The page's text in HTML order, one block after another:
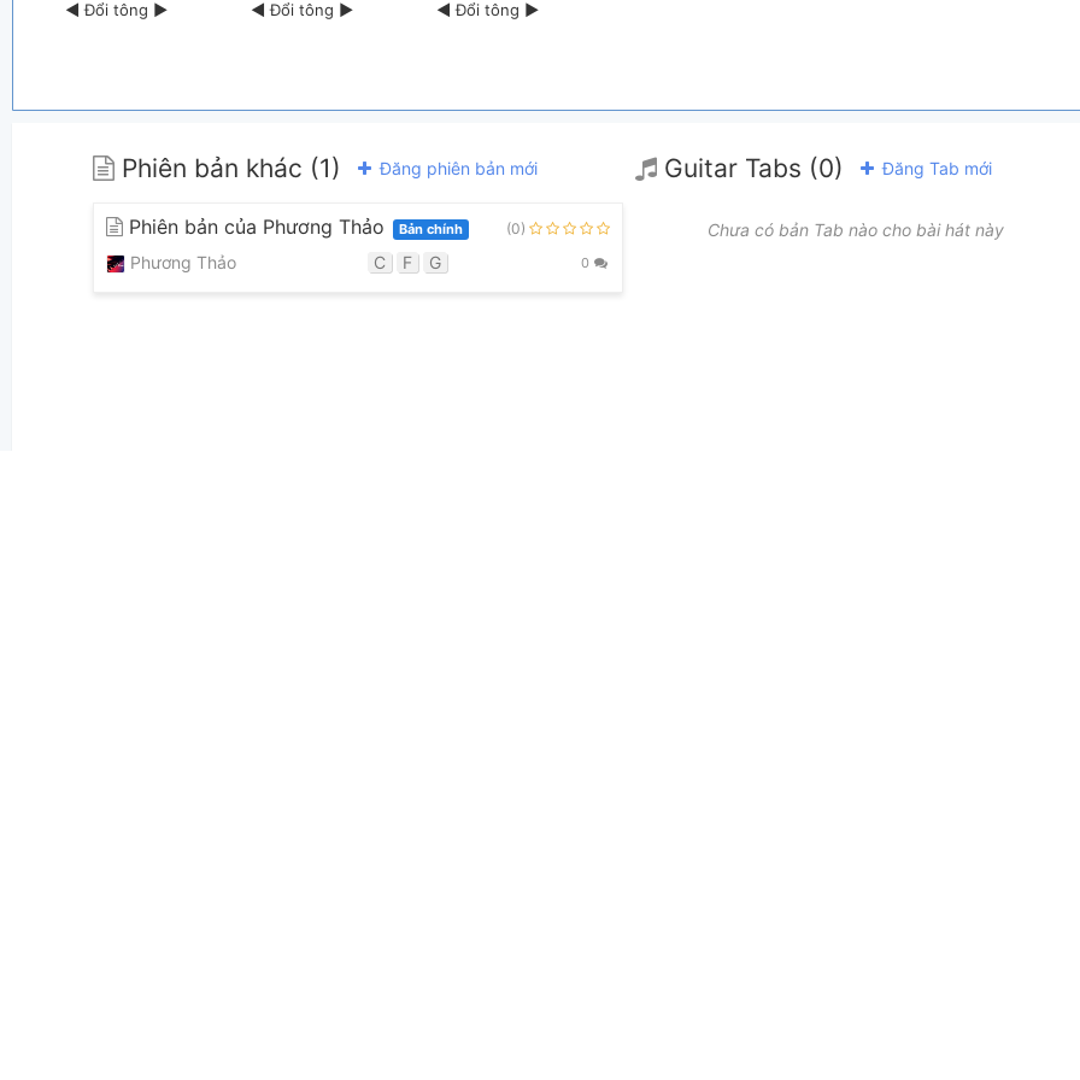
◀ Đổi tông ▶
◀ Đổi tông ▶
◀ Đổi tông ▶
Phiên bản khác (1) Đăng phiên bản mới
Phiên bản của Phương Thảo Bản chính (0)
Phương Thảo C F G 0
Guitar Tabs (0) Đăng Tab mới
Chưa có bản Tab nào cho bài hát này